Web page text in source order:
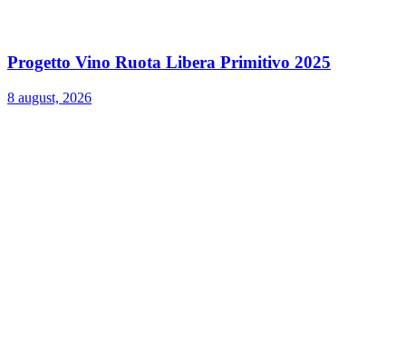
Progetto Vino Ruota Libera Primitivo 2025
8 august, 2026